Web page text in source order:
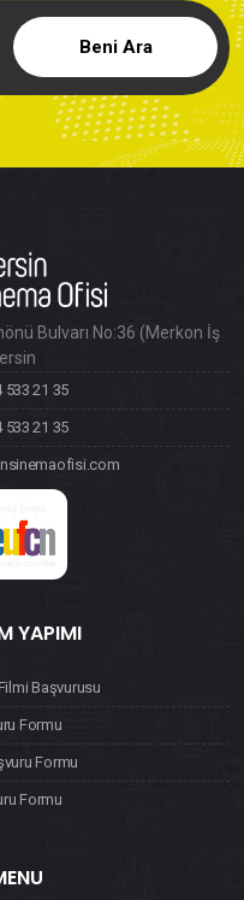
sinemacıları Mersin'e
Nisan Ayı Bülteni
Toplantısı ve Sektör
ziyaret etti
Evleri'ni Avrupa'nın
Beni Ara
Bulvarı No:36 (Merkon İş
533 21 35
533 21 35
YAPIMI
Başvurusu
Formu
Formu
Formu